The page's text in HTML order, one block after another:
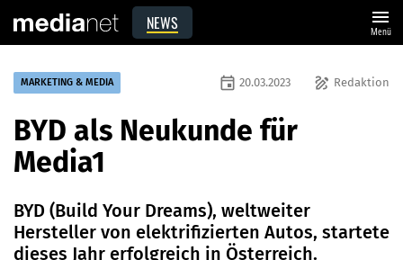
NEWS menu
Menü
MARKETING & MEDIA draw Redaktion
event 20.03.2023
BYD als Neukunde für
Media1
BYD (Build Your Dreams), weltweiter
Hersteller von elektrifizierten Autos, startete
dieses Jahr erfolgreich in Österreich.